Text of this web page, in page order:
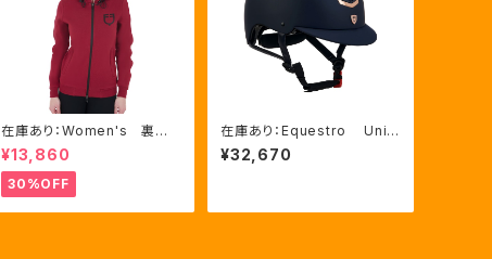
在庫あり：Women's 裏起
毛 サイドライン ロゴフー
ディ 2色（ETW00186）
¥13,860
30%OFF
在庫あり：Equestro Unis
ex Eclipse ポリッシュフ
レーム超軽量ヘルメット NA
¥32,670